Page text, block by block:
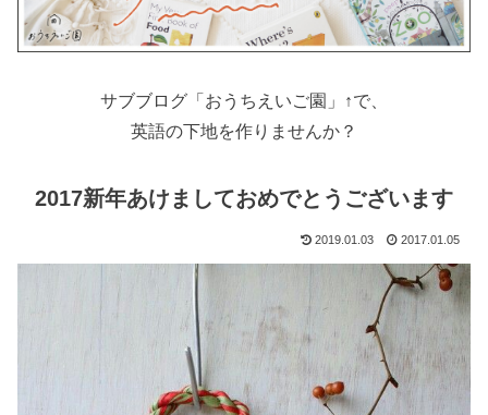
サブブログ「おうちえいご園」↑で、
英語の下地を作りませんか？
2017新年あけましておめでとうございます
2019.01.03 2017.01.05